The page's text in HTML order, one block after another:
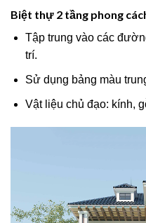
Biệt thự 2 tầng phong
Tập trung vào các
trí.
Sử dụng bảng màu
Vật liệu chủ đạo: kính,